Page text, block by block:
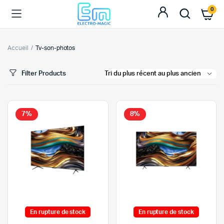
0
Accueil Tv-son-photos
Filter Products
7%
En rupture de stock
8%
En rupture de stock